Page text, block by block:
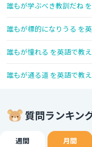
誰もが学ぶべき教訓だね
誰もが標的になりうる を
誰もが憧れる を英語で教
誰もが通る道 を英語で教え
質問ランキン
週間 月間